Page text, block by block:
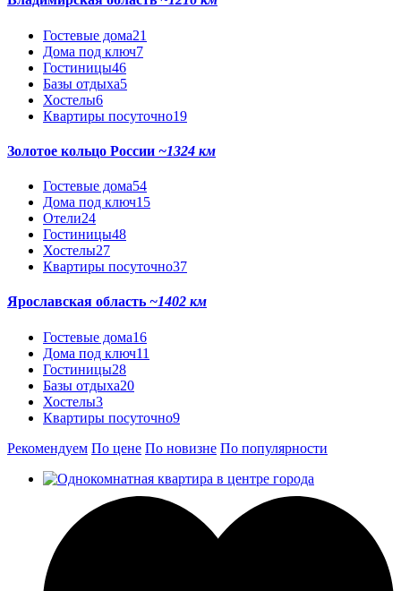
Гостевые дома21
Дома под ключ7
Гостиницы46
Базы отдыха5
Хостелы6
Квартиры посуточно19
Золотое кольцо России ~1324 км
Гостевые дома54
Дома под ключ15
Отели24
Гостиницы48
Хостелы27
Квартиры посуточно37
Ярославская область ~1402 км
Гостевые дома16
Дома под ключ11
Гостиницы28
Базы отдыха20
Хостелы3
Квартиры посуточно9
Рекомендуем По цене По новизне По популярности